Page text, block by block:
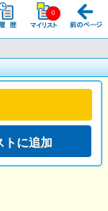
トに追加